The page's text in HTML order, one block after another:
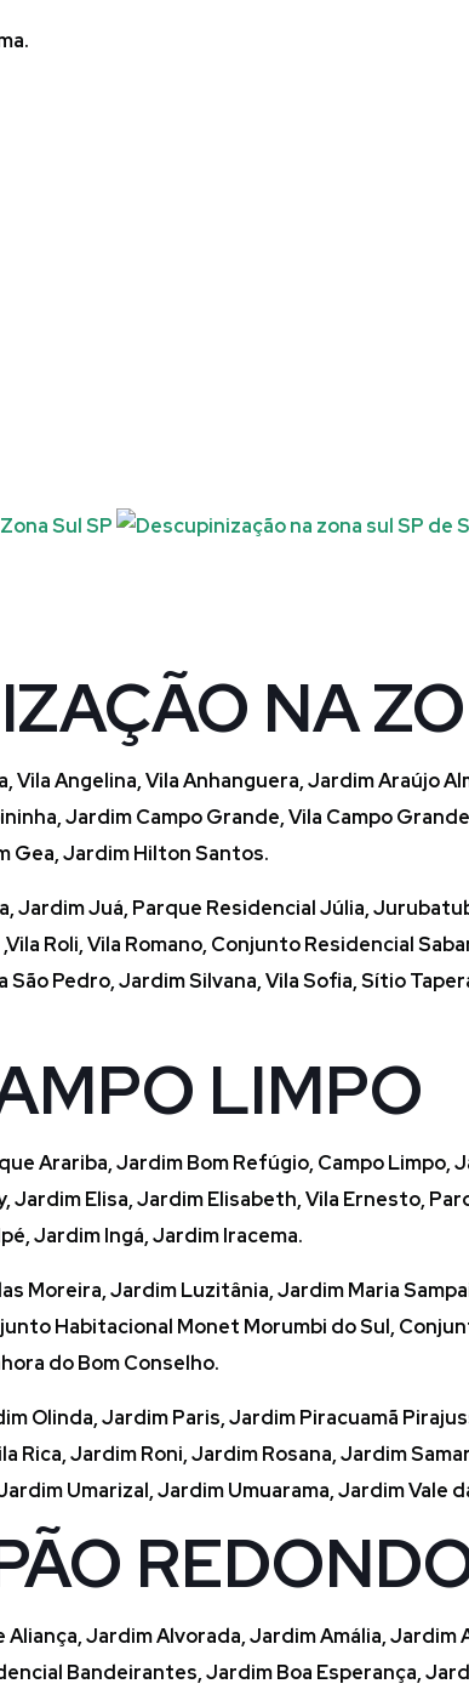
NA
Vila Angelina, Vila Anhanguera, Jardim Araújo
Jardim Campo Grande, Vila Campo
Gea, Jardim Hilton Santos.
Jardim Juá, Parque Residencial Júlia,
Roli, Vila Romano, Conjunto Residencial
Pedro, Jardim Silvana, Vila Sofia, Sítio
LIMPO
Arariba, Jardim Bom Refúgio, Campo Limpo,
Elisa, Jardim Elisabeth, Vila Ernesto,
Jardim Ingá, Jardim Iracema.
Moreira, Jardim Luzitânia, Jardim Maria
Habitacional Monet Morumbi do Sul,
do Bom Conselho.
Olinda, Jardim Paris, Jardim Piracuamã
Rica, Jardim Roni, Jardim Rosana, Jardim
Umarizal, Jardim Umuarama, Jardim Vale
Jardim Alvorada, Jardim Amália,
Bandeirantes, Jardim Boa Esperança,